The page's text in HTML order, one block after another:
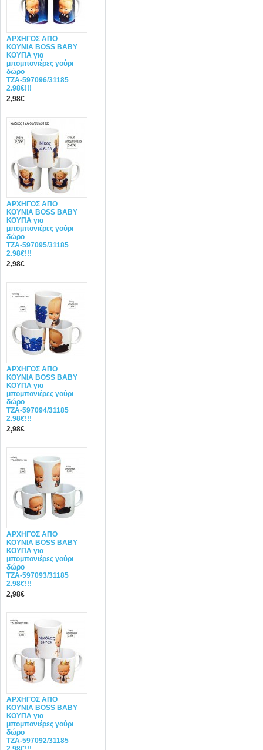
ΑΡΧΗΓΟΣ ΑΠΟ
ΚΟΥΝΙΑ BOSS BABY
ΚΟΥΠΑ για
μπομπονιέρες γούρι
δώρο
ΤΖΑ-597096/31185
2.98€!!!
2,98€
ΑΡΧΗΓΟΣ ΑΠΟ
ΚΟΥΝΙΑ BOSS BABY
ΚΟΥΠΑ για
μπομπονιέρες γούρι
δώρο
ΤΖΑ-597095/31185
2.98€!!!
2,98€
ΑΡΧΗΓΟΣ ΑΠΟ
ΚΟΥΝΙΑ BOSS BABY
ΚΟΥΠΑ για
μπομπονιέρες γούρι
δώρο
ΤΖΑ-597094/31185
2.98€!!!
2,98€
ΑΡΧΗΓΟΣ ΑΠΟ
ΚΟΥΝΙΑ BOSS BABY
ΚΟΥΠΑ για
μπομπονιέρες γούρι
δώρο
ΤΖΑ-597093/31185
2.98€!!!
2,98€
ΑΡΧΗΓΟΣ ΑΠΟ
ΚΟΥΝΙΑ BOSS BABY
ΚΟΥΠΑ για
μπομπονιέρες γούρι
δώρο
ΤΖΑ-597092/31185